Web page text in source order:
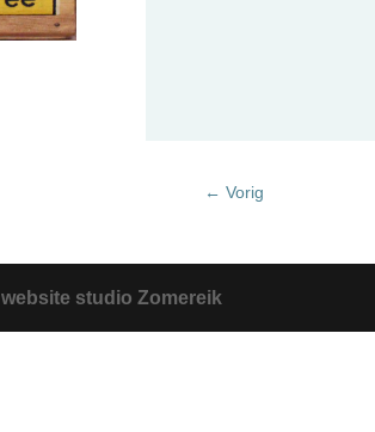
← Vorig
website studio Zomereik